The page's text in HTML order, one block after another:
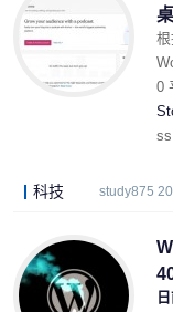
0
ss
科技 study875